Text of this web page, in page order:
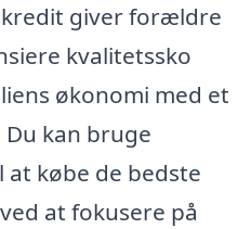
giver forældre
kvalitetssko
økonomi med et
kan bruge
købe de bedste
at fokusere på